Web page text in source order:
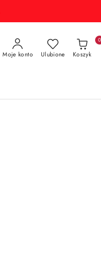
Moje konto Ulubione Koszyk
0